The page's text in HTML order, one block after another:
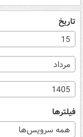
تاریخ
15
مرداد
1405
فیلترها
همه سرویس‌ها